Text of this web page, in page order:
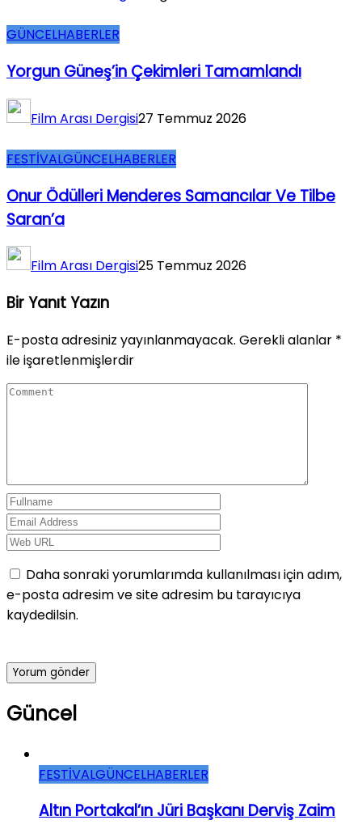
GÜNCELHABERLER
Yorgun Güneş’in Çekimleri Tamamlandı
Film Arası Dergisi27 Temmuz 2026
FESTİVALGÜNCELHABERLER
Onur Ödülleri Menderes Samancılar Ve Tilbe
Saran’a
Film Arası Dergisi25 Temmuz 2026
Bir Yanıt Yazın
E-posta adresiniz yayınlanmayacak. Gerekli alanlar *
ile işaretlenmişlerdir
Daha sonraki yorumlarımda kullanılması için adım,
e-posta adresim ve site adresim bu tarayıcıya
kaydedilsin.
Güncel
FESTİVALGÜNCELHABERLER
Altın Portakal’ın Jüri Başkanı Derviş Zaim